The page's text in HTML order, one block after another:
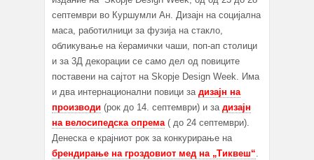
септември во Куршумли Ан. Дизајн на социјална
маса, работилници за фузија на стакло,
обликување на ќерамички чаши, поп-ап столици
и за 3Д декорации се само дел од повиците
поставени на сајтот на Skopje Design Week. Има
и два интернационални повици за дизајн на
производи (рок до 14. септември) и за дизајн
на велосипедска опрема( до 24 септември).
Денеска е крајниот рок за конкурирање на
брендирање на гроздовиот мед на „Тиквеш“.